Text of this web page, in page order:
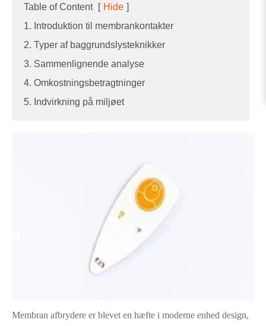
Table of Content [ Hide ]
1. Introduktion til membrankontakter
2. Typer af baggrundslysteknikker
3. Sammenlignende analyse
4. Omkostningsbetragtninger
5. Indvirkning på miljøet
Membran afbrydere er blevet en hæfte i moderne enhed design,